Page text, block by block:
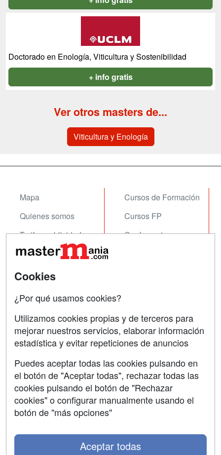
Doctorado en Enología, Viticultura y Sostenibilidad
+ info gratis
Ver otros masters de...
Viticultura y Enología
Mapa
Quienes somos
Tarifas publicidad
Acceso Usuarios
Acceso Centros
Cursos de Formación
Cursos FP
Conferencias
Contactar
Confidencialidad
Aviso legal
Copyleft
Cookies
¿Por qué usamos cookies?
Utilizamos cookies propias y de terceros para
mejorar nuestros servicios, elaborar información
estadística y evitar repeticiones de anuncios
Puedes aceptar todas las cookies pulsando en
el botón de "Aceptar todas", rechazar todas las
cookies pulsando el botón de "Rechazar
cookies" o configurar manualmente usando el
botón de "más opciones"
Aceptar todas